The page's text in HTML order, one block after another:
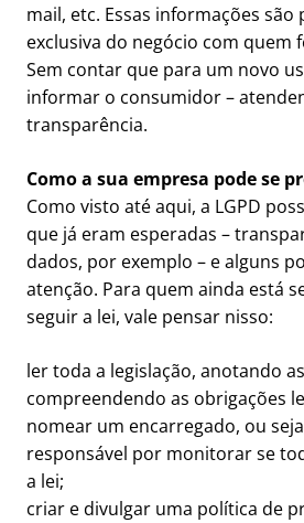
mail, etc. Essas informações são
exclusiva do negócio com quem
Sem contar que para um novo
informar o consumidor –
transparência.
Como a sua empresa pode se
Como visto até aqui, a LGPD
que já eram esperadas –
dados, por exemplo – e alguns
atenção. Para quem ainda está
seguir a lei, vale pensar nisso:
ler toda a legislação, anotando
compreendendo as obrigações
nomear um encarregado, ou
responsável por monitorar se
a lei;
criar e divulgar uma política de